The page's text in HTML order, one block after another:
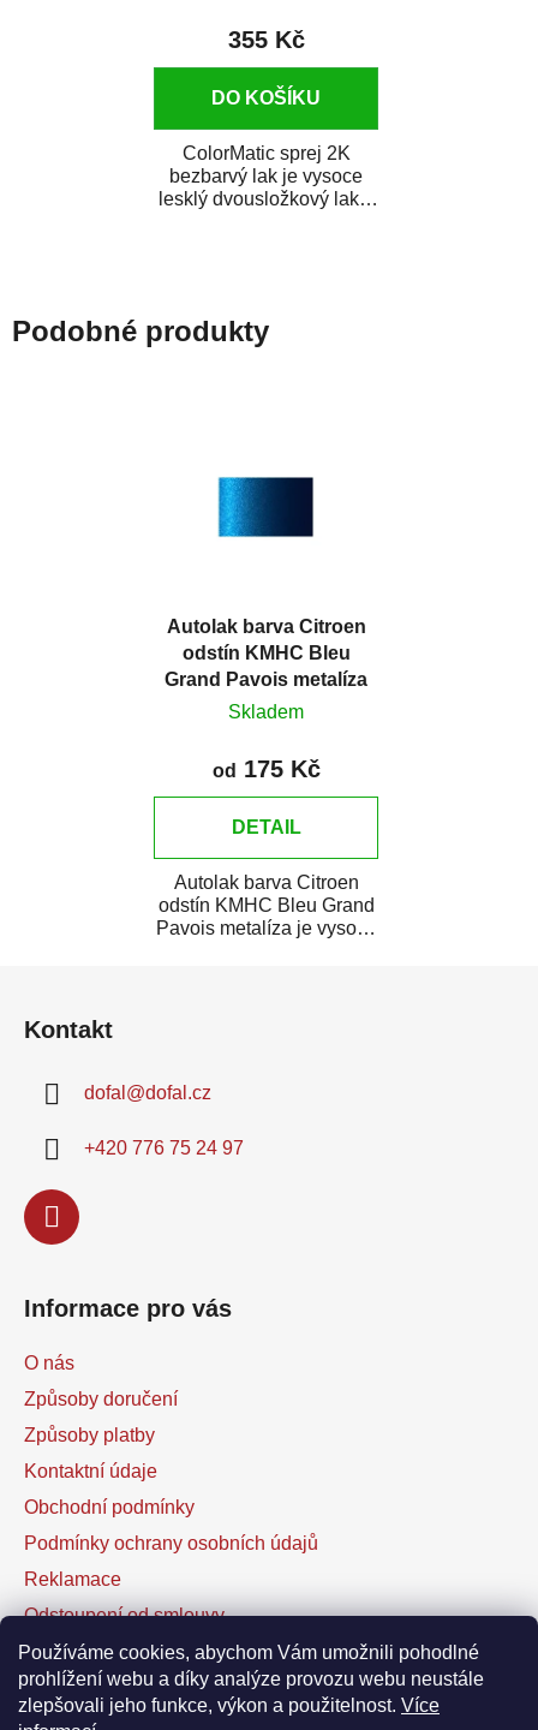
Používáme cookies, abychom Vám umožnili pohodlné
prohlížení webu a díky analýze provozu webu neustále
zlepšovali jeho funkce, výkon a použitelnost. Více
355 Kč
DO KOŠÍKU
ColorMatic sprej 2K
bezbarvý lak je vysoce
lesklý dvousložkový lak s
Podobné produkty
Autolak barva Citroen
odstín KMHC Bleu
Grand Pavois metalíza
Skladem
od 175 Kč
DETAIL
Autolak barva Citroen
odstín KMHC Bleu Grand
Pavois metalíza je vysoce
Kontakt
dofal @dofal.cz
+420 776 75 24 97
Informace pro vás
O nás
Způsoby doručení
Způsoby platby
Kontaktní údaje
Obchodní podmínky
Podmínky ochrany osobních údajů
Reklamace
Odstoupení od smlouvy
Kontaktní formulář